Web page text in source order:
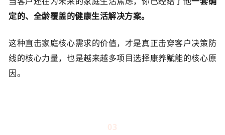
定的、全龄覆盖的健康生活解决方案。
这种直击家庭核心需求的价值，才是真正击穿客户决策防
线的核心力量，也是越来越多项目选择康养赋能的核心原
因。
03